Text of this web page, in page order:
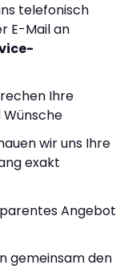
telefonisch
E-Mail an
Ihre
wir uns Ihre
exakt
Angebot
gemeinsam den